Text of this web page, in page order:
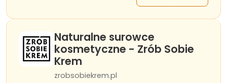
Naturalne surowce
kosmetyczne - Zrób Sobie
Krem
zrobsobiekrem.pl